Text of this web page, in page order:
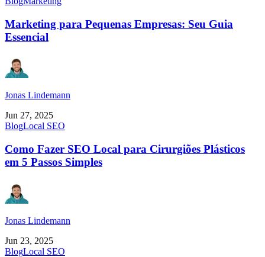
Marketing para Pequenas Empresas: Seu Guia
Essencial
Jonas Lindemann
Jun 27, 2025
BlogLocal SEO
Como Fazer SEO Local para Cirurgiões Plásticos
em 5 Passos Simples
Jonas Lindemann
Jun 23, 2025
BlogLocal SEO